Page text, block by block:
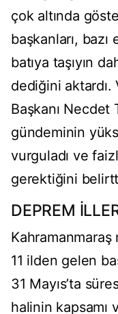
çok altında
başkanları,
batıya taşıyın
dediğini aktardı.
Başkanı Necdet
gündeminin
vurguladı ve
gerektiğini
DEPREM
11 ilden gelen
31 Mayıs’ta
halinin kapsamı